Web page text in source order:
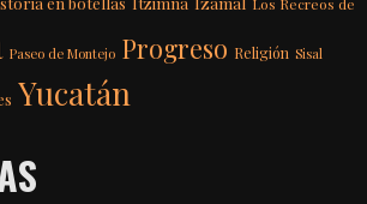
Paseo de Montejo Progreso Religión Sisal
Yucatán